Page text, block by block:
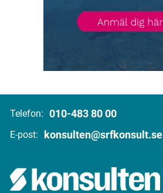
Telefon: 010-483 80 00
E-post: konsulten@srfkonsult.se